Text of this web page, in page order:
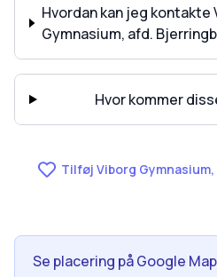
Hvordan kan jeg kontakte
Gymnasium, afd.
Hvor kommer
Tilføj Viborg
Se placering på Google